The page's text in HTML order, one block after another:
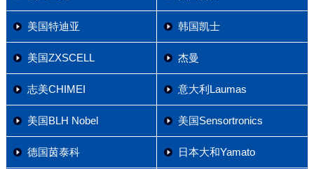
美国特迪亚 韩国凯士
美国ZXSCELL 杰曼
志美CHIMEI 意大利Laumas
美国BLH Nobel 美国Sensortronics
德国茵泰科 日本大和Yamato